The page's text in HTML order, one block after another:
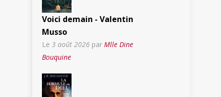
Voici demain - Valentin
Musso
Le 3 août 2026 par Mlle Dine
Bouquine